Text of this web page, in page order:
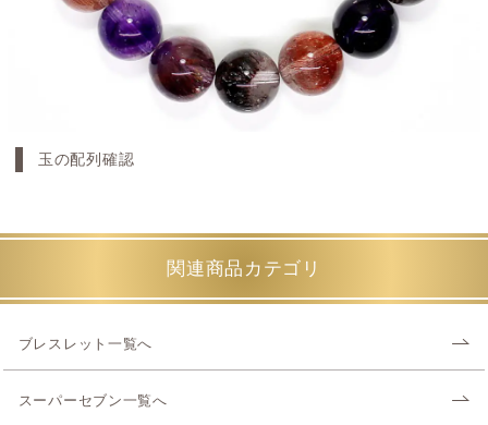
玉の配列確認
関連商品カテゴリ
ブレスレット一覧へ
スーパーセブン一覧へ